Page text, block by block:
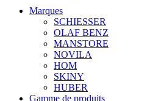
Marques
SCHIESSER
OLAF BENZ
MANSTORE
NOVILA
HOM
SKINY
HUBER
Gamme de produits